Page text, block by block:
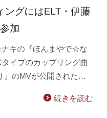
グにはELT・伊藤
加
キの『ほんまやで☆な
イプのカップリング曲
』のMVが公開された…
続きを読む